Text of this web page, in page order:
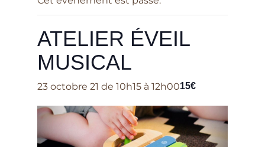
ATELIER ÉVEIL
MUSICAL
23 octobre 21 de 10h15à 12h0015€